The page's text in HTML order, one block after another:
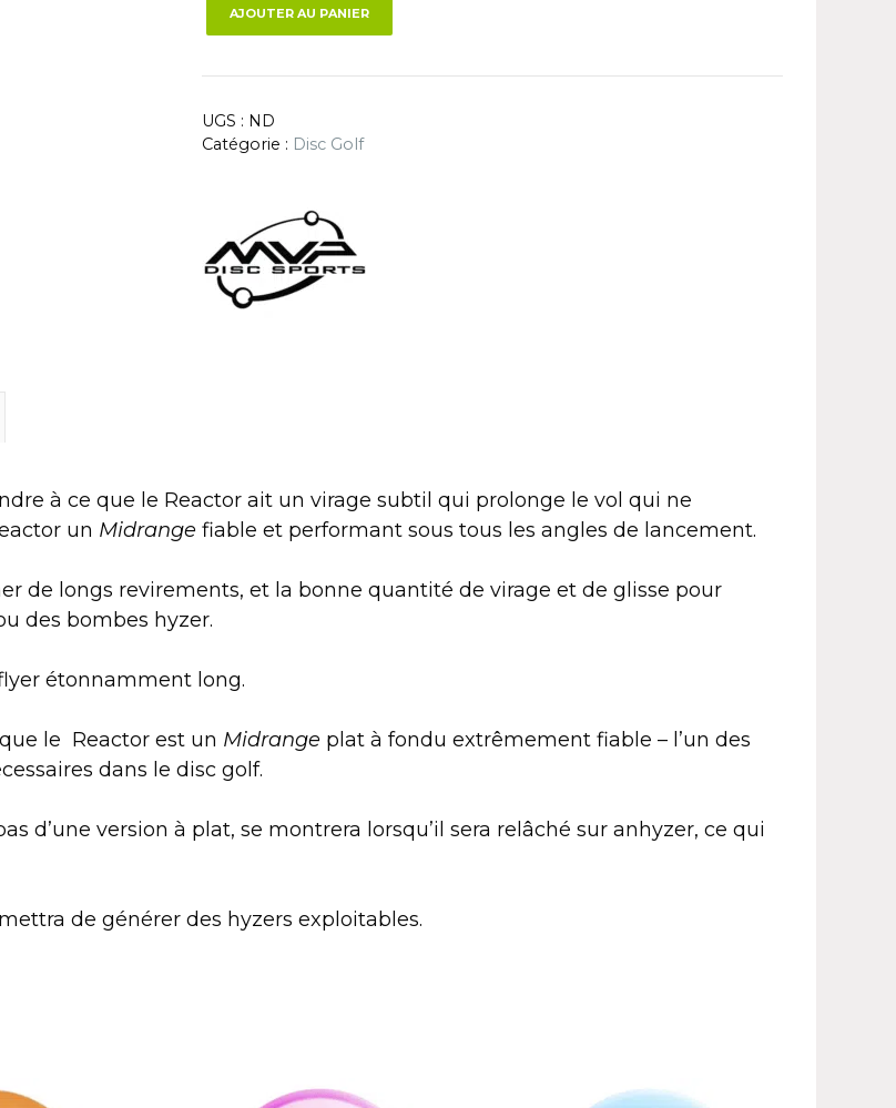
AJOUTER AU PANIER
UGS : ND
Catégorie : Disc Golf
à ce que le Reactor ait un virage subtil qui prolonge le vol qui ne
un Midrange fiable et performant sous tous les angles de lancement.
de longs revirements, et la bonne quantité de virage et de glisse pour
des bombes hyzer.
étonnamment long.
le Reactor est un Midrange plat à fondu extrêmement fiable – l’un des
dans le disc golf.
d’une version à plat, se montrera lorsqu’il sera relâché sur anhyzer, ce qui
de générer des hyzers exploitables.